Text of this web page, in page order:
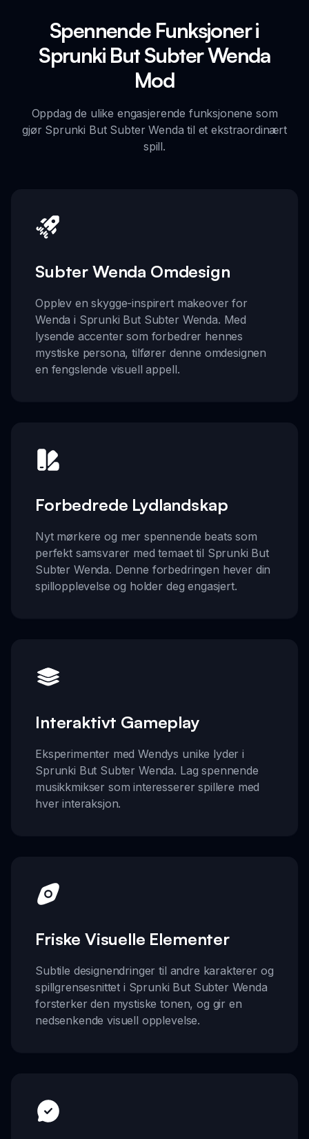
Spennende Funksjoner i
Sprunki But Subter Wenda
Mod
Oppdag de ulike engasjerende funksjonene som
gjør Sprunki But Subter Wenda til et ekstraordinært
spill.
Subter Wenda Omdesign
Opplev en skygge-inspirert makeover for
Wenda i Sprunki But Subter Wenda. Med
lysende accenter som forbedrer hennes
mystiske persona, tilfører denne omdesignen
en fengslende visuell appell.
Forbedrede Lydlandskap
Nyt mørkere og mer spennende beats som
perfekt samsvarer med temaet til Sprunki But
Subter Wenda. Denne forbedringen hever din
spillopplevelse og holder deg engasjert.
Interaktivt Gameplay
Eksperimenter med Wendys unike lyder i
Sprunki But Subter Wenda. Lag spennende
musikkmikser som interesserer spillere med
hver interaksjon.
Friske Visuelle Elementer
Subtile designendringer til andre karakterer og
spillgrensesnittet i Sprunki But Subter Wenda
forsterker den mystiske tonen, og gir en
nedsenkende visuell opplevelse.